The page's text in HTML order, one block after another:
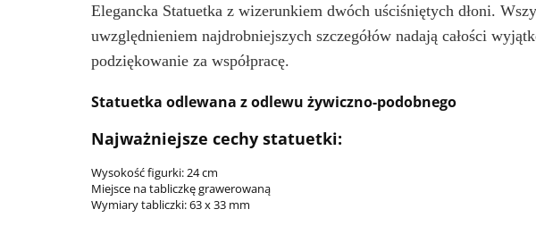
Elegancka Statuetka z wizerunkiem dwóch uściśniętych dłoni.
uwzględnieniem najdrobniejszych szczegółów nadają całości
podziękowanie za współpracę.
Statuetka odlewana z odlewu żywiczno-podobnego
Najważniejsze cechy statuetki:
Wysokość figurki: 24 cm
Miejsce na tabliczkę grawerowaną
Wymiary tabliczki: 63 x 33 mm